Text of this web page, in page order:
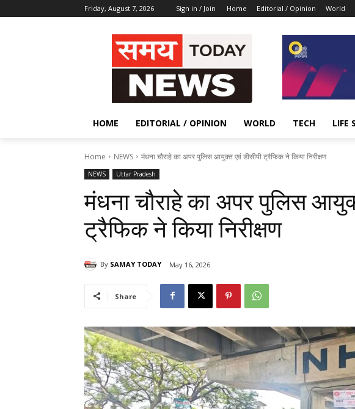
Friday, August 7, 2026 Sign in / Join Home Editorial / Opinion World
HOME EDITORIAL / OPINION WORLD TECH LIFE
Home NEWS मंधना चौराहे का अपर पुलिस आयुक्त एवं डीसीपी ट्रैफिक ने किया निरीक्षण
NEWS Uttar Pradesh
मंधना चौराहे का अपर पुलिस
ट्रैफिक ने किया निरीक्षण
By SAMAY TODAY May 16, 2026
Share